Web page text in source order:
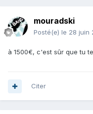
mouradski
Posté(e) le 28 juin
à 1500€, c'est sûr que tu
Citer